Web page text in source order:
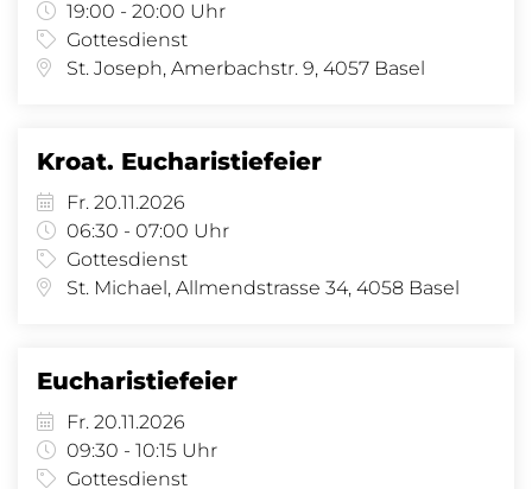
19:00 - 20:00 Uhr
Gottesdienst
St. Joseph, Amerbachstr. 9, 4057 Basel
Kroat. Eucharistiefeier
Fr. 20.11.2026
06:30 - 07:00 Uhr
Gottesdienst
St. Michael, Allmendstrasse 34, 4058 Basel
Eucharistiefeier
Fr. 20.11.2026
09:30 - 10:15 Uhr
Gottesdienst